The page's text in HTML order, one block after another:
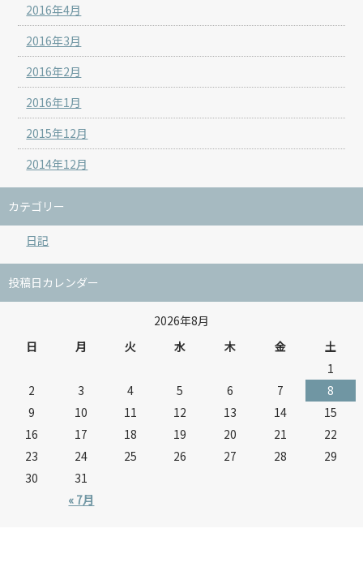
2016年4月
2016年3月
2016年2月
2016年1月
2015年12月
2014年12月
カテゴリー
日記
投稿日カレンダー
2026年8月
日
月 火 水 木 金 土
« 7月
1
2
3 4 5 6 7
8
9
10 11 12 13 14
15
16
17 18 19 20 21
22
23
24 25 26 27 28
29
30
31